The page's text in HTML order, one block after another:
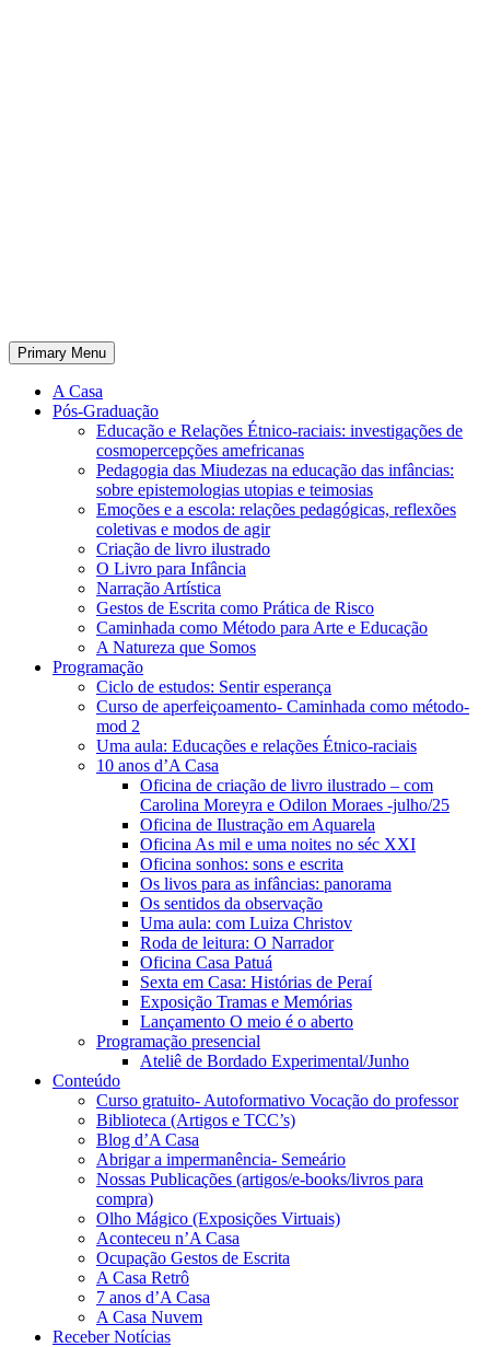
Primary Menu
A Casa
Pós-Graduação
Educação e Relações Étnico-raciais: investigações de
cosmopercepções amefricanas
Pedagogia das Miudezas na educação das infâncias:
sobre epistemologias utopias e teimosias
Emoções e a escola: relações pedagógicas, reflexões
coletivas e modos de agir
Criação de livro ilustrado
O Livro para Infância
Narração Artística
Gestos de Escrita como Prática de Risco
Caminhada como Método para Arte e Educação
A Natureza que Somos
Programação
Ciclo de estudos: Sentir esperança
Curso de aperfeiçoamento- Caminhada como método-
mod 2
Uma aula: Educações e relações Étnico-raciais
10 anos d’A Casa
Oficina de criação de livro ilustrado – com
Carolina Moreyra e Odilon Moraes -julho/25
Oficina de Ilustração em Aquarela
Oficina As mil e uma noites no séc XXI
Oficina sonhos: sons e escrita
Os livos para as infâncias: panorama
Os sentidos da observação
Uma aula: com Luiza Christov
Roda de leitura: O Narrador
Oficina Casa Patuá
Sexta em Casa: Histórias de Peraí
Exposição Tramas e Memórias
Lançamento O meio é o aberto
Programação presencial
Ateliê de Bordado Experimental/Junho
Conteúdo
Curso gratuito- Autoformativo Vocação do professor
Biblioteca (Artigos e TCC’s)
Blog d’A Casa
Abrigar a impermanência- Semeário
Nossas Publicações (artigos/e-books/livros para
compra)
Olho Mágico (Exposições Virtuais)
Aconteceu n’A Casa
Ocupação Gestos de Escrita
A Casa Retrô
7 anos d’A Casa
A Casa Nuvem
Receber Notícias